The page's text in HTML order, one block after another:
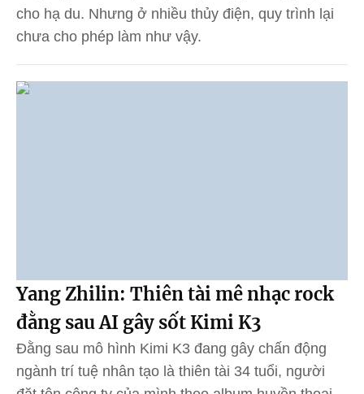
cho hạ du. Nhưng ở nhiều thủy điện, quy trình lại
chưa cho phép làm như vậy.
Yang Zhilin: Thiên tài mê nhạc rock
đằng sau AI gây sốt Kimi K3
Đằng sau mô hình Kimi K3 đang gây chấn động
ngành trí tuệ nhân tạo là thiên tài 34 tuổi, người